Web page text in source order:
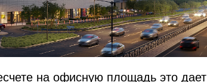
на офисную площадь это дает